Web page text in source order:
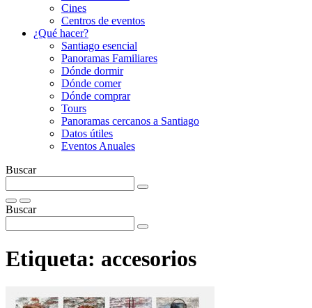
Cines
Centros de eventos
¿Qué hacer?
Santiago esencial
Panoramas Familiares
Dónde dormir
Dónde comer
Dónde comprar
Tours
Panoramas cercanos a Santiago
Datos útiles
Eventos Anuales
Buscar
Buscar
Etiqueta: accesorios